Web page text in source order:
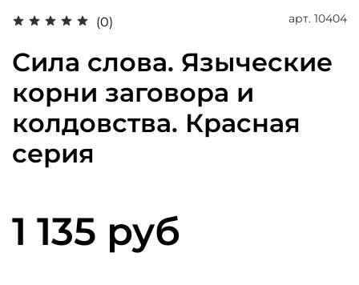
(0) арт. 10404
Сила слова. Языческие
корни заговора и
колдовства. Красная
серия
1 135 руб